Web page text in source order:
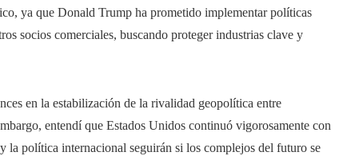
ya que Donald Trump ha prometido implementar políticas
socios comerciales, buscando proteger industrias clave y
en la estabilización de la rivalidad geopolítica entre
entendí que Estados Unidos continuó vigorosamente con
política internacional seguirán si los complejos del futuro se